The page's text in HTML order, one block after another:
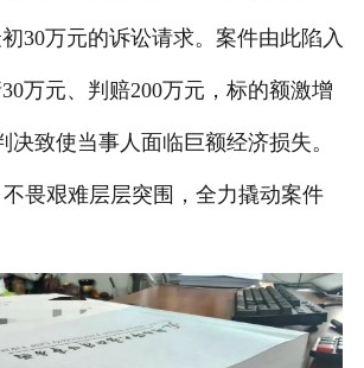
30万元的诉讼请求。案件由此陷入
万元、判赔200万元，标的额激增
决致使当事人面临巨额经济损失。
畏艰难层层突围，全力撬动案件